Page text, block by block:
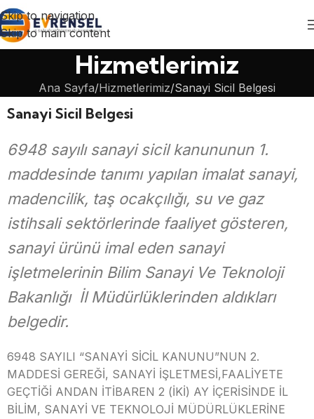
Skip to navigation
Skip to main content
Hizmetlerimiz
Ana Sayfa Hizmetlerimiz Sanayi Sicil Belgesi
Sanayi Sicil Belgesi
6948 sayılı sanayi sicil kanununun 1.
maddesinde tanımı yapılan imalat sanayi,
madencilik, taş ocakçılığı, su ve gaz
istihsali sektörlerinde faaliyet gösteren,
sanayi ürünü imal eden sanayi
işletmelerinin Bilim Sanayi Ve Teknoloji
Bakanlığı İl Müdürlüklerinden aldıkları
belgedir.
6948 SAYILI “SANAYİ SİCİL KANUNU”NUN 2.
MADDESİ GEREĞİ, SANAYİ İŞLETMESİ,FAALİYETE
GEÇTİĞİ ANDAN İTİBAREN 2 (İKİ) AY İÇERİSİNDE İL
BİLİM, SANAYİ VE TEKNOLOJİ MÜDÜRLÜKLERİNE